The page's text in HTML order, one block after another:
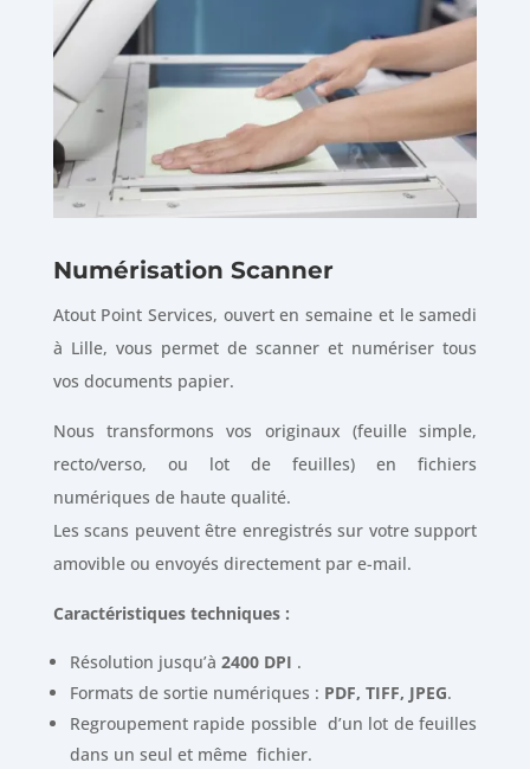
Numérisation Scanner
Atout Point Services, ouvert en semaine et le samedi
à Lille, vous permet de scanner et numériser tous
vos documents papier.
Nous transformons vos originaux (feuille simple,
recto/verso, ou lot de feuilles) en fichiers
numériques de haute qualité.
Les scans peuvent être enregistrés sur votre support
amovible ou envoyés directement par e-mail.
Caractéristiques techniques :
Résolution jusqu’à 2400 DPI .
Formats de sortie numériques : PDF, TIFF, JPEG.
Regroupement rapide possible d’un lot de feuilles
dans un seul et même fichier.